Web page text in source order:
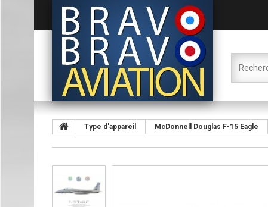
Type d'appareil McDonnell Douglas F-15 Eagle